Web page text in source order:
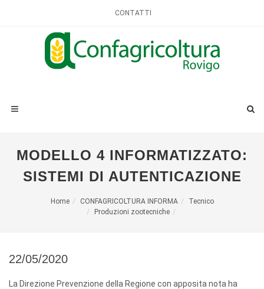
CONTATTI
MODELLO 4 INFORMATIZZATO:
SISTEMI DI AUTENTICAZIONE
Home CONFAGRICOLTURA INFORMA
Tecnico
Produzioni zootecniche
22/05/2020
La Direzione Prevenzione della Regione con apposita nota ha